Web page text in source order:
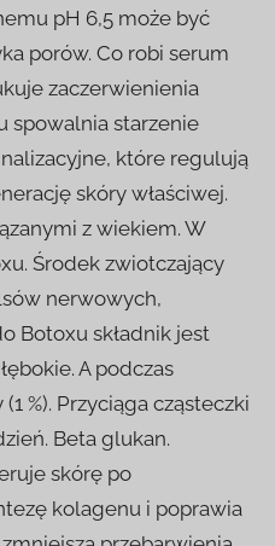
pH 6,5 może być
porów. Co robi serum
zaczerwienienia
spowalnia starzenie
które regulują
skóry właściwej.
z wiekiem. W
Środek zwiotczający
nerwowych,
Botoxu składnik jest
A podczas
%). Przyciąga cząsteczki
Beta glukan.
skórę po
kolagenu i poprawia